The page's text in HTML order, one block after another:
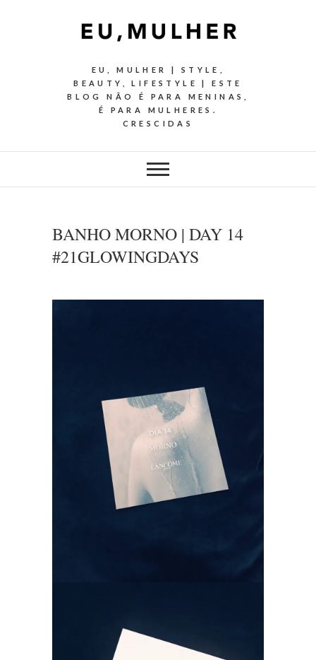
EU, MULHER | STYLE,
BEAUTY, LIFESTYLE | ESTE
BLOG NÃO É PARA MENINAS,
É PARA MULHERES.
CRESCIDAS
BANHO MORNO | DAY 14
#21GLOWINGDAYS